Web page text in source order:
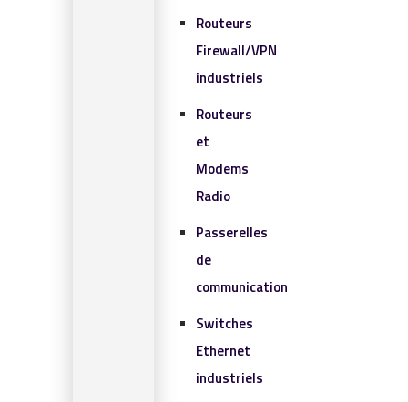
Routeurs
Firewall/VPN
industriels
Routeurs
et
Modems
Radio
Passerelles
de
communication
Switches
Ethernet
industriels